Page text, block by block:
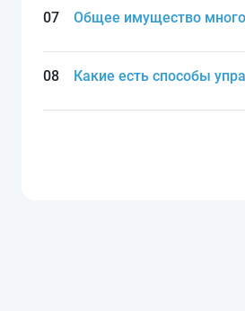
Общее имущество
Какие есть способы